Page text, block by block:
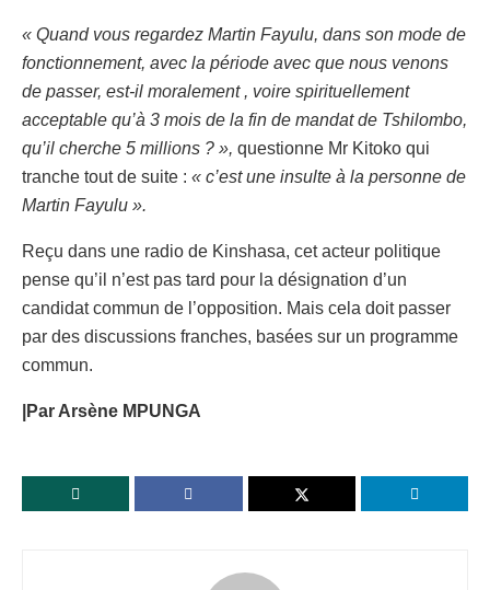
« Quand vous regardez Martin Fayulu, dans son mode de
fonctionnement, avec la période avec que nous venons
de passer, est-il moralement , voire spirituellement
acceptable qu’à 3 mois de la fin de mandat de Tshilombo,
qu’il cherche 5 millions ? », questionne Mr Kitoko qui
tranche tout de suite : « c’est une insulte à la personne de
Martin Fayulu ».
Reçu dans une radio de Kinshasa, cet acteur politique
pense qu’il n’est pas tard pour la désignation d’un
candidat commun de l’opposition. Mais cela doit passer
par des discussions franches, basées sur un programme
commun.
|Par Arsène MPUNGA